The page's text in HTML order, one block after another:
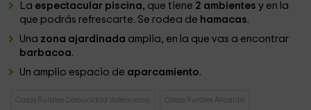
La espectacular piscina, que tiene 2 ambientesy en la
que podrás refrescarte. Se rodea de hamacas.
Una zona ajardinada amplia, en la que vas a encontrar
barbacoa.
Un amplio espacio de aparcamiento.
Casas Rurales Comunidad Valenciana Casas Rurales Alicante